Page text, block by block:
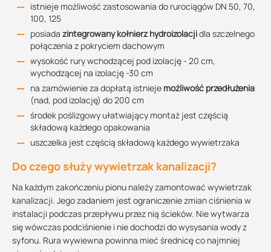
istnieje możliwość zastosowania do rurociągów DN 50, 70,
100, 125
posiada zintegrowany kołnierz hydroizolacjidla szczelnego
połączenia z pokryciem dachowym
wysokość rury wchodzącej pod izolację - 20 cm,
wychodzącej na izolację -30 cm
na zamówienie za dopłatą istnieje możliwość przedłużenia
(nad, pod izolację) do 200 cm
środek poślizgowy ułatwiający montaż jest częścią
składową każdego opakowania
uszczelka jest częścią składową każdego wywietrzaka
Do czego służy wywietrzak kanalizacji?
Na każdym zakończeniu pionu należy zamontować wywietrzak
kanalizacji. Jego zadaniem jest ograniczenie zmian ciśnienia w
instalacji podczas przepływu przez nią ścieków. Nie wytwarza
się wówczas podciśnienie i nie dochodzi do wysysania wody z
syfonu. Rura wywiewna powinna mieć średnicę co najmniej